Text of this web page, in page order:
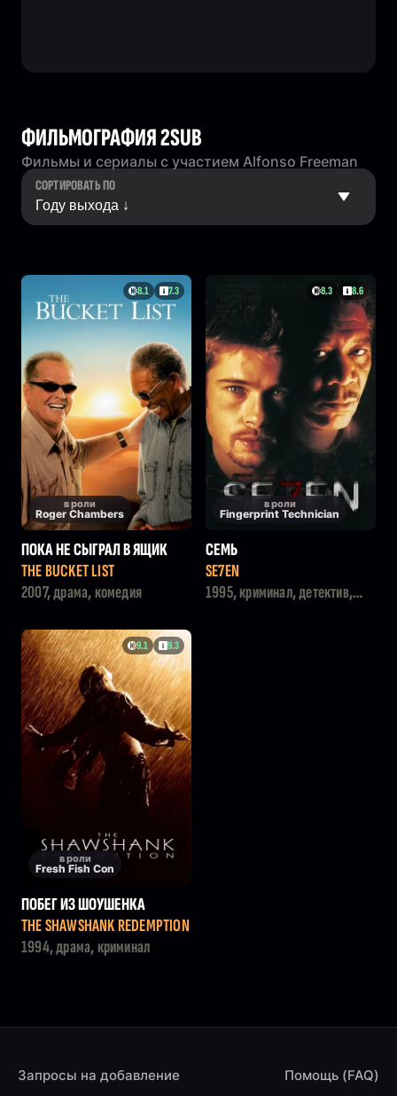
ФИЛЬМОГРАФИЯ 2SUB
Фильмы и сериалы с участием Alfonso Freeman
СОРТИРОВАТЬ ПО
8.1 7.3
в роли
Roger Chambers
ПОКА НЕ СЫГРАЛ В ЯЩИК
THE BUCKET LIST
2007, драма, комедия
8.3 8.6
в роли
Fingerprint Technician
СЕМЬ
SE7EN
1995, криминал, детектив,
9.1 9.3
в роли
Fresh Fish Con
ПОБЕГ ИЗ ШОУШЕНКА
THE SHAWSHANK REDEMPTION
1994, драма, криминал
Запросы на добавление Помощь (FAQ)